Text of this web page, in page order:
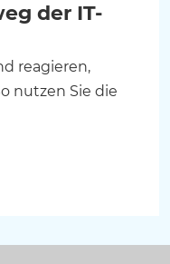
der IT-
reagieren,
nutzen Sie die